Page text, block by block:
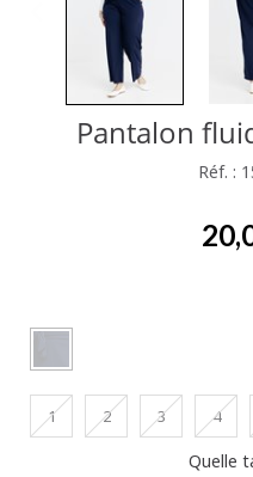
Pantalon
Réf. :
1 2 3 4
Quelle